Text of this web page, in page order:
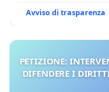
Avviso di trasparenza
PETIZIONE:
DIFENDERE I